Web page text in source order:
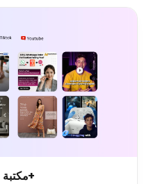
مكتبة إعلانات تيك توك 10 مليون+